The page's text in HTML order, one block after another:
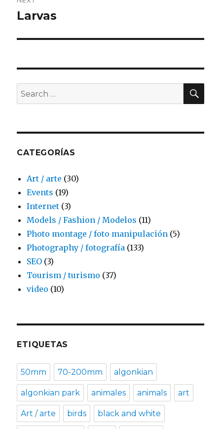
Next
Larvas
Search
for:
CATEGORÍAS
Art / arte (30)
Events (19)
Internet (3)
Models / Fashion / Modelos (11)
Photo montage / foto manipulación (5)
Photography / fotografía (133)
SEO (3)
Tourism / turismo (37)
video (10)
ETIQUETAS
50mm 70-200mm algonkian
algonkian park animales animals art
Art / arte birds black and white